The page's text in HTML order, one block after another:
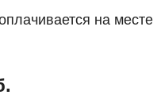
на месте